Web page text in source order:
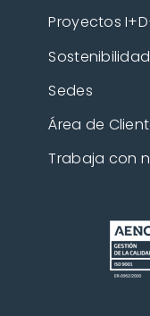
Proyectos
Sostenibilidad
Sedes
Área de
Trabaja con